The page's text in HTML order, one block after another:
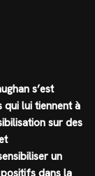
s’est
qui lui tiennent à
sur des
un
dans la